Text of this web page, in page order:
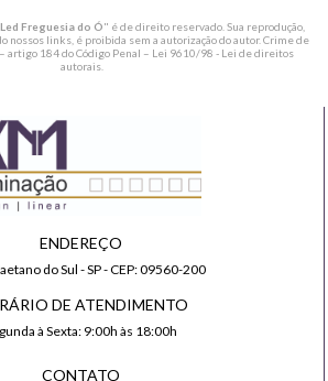
Freguesia do Ó" é de direito reservado. Sua reprodução,
nossos links, é proibida sem a autorização do autor. Crime de
artigo 184 do Código Penal – Lei 9610/98 - Lei de direitos
autorais.
ENDEREÇO
do Sul - SP - CEP: 09560-200
DE ATENDIMENTO
à Sexta: 9:00h às 18:00h
CONTATO